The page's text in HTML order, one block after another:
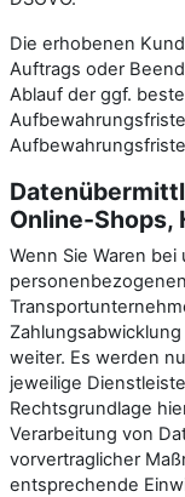
Die erhobenen
Auftrags oder
Ablauf der ggf.
Online-Shops,
Wenn Sie Waren
weiter. Es werden
jeweilige
Rechtsgrundlage
Verarbeitung von
vorvertraglicher
entsprechende